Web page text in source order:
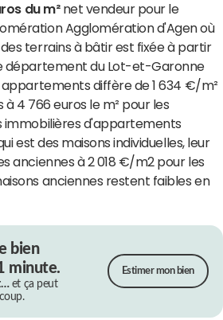
du m²net vendeur pour le
Agglomération d'Agen où
terrains à bâtir est fixée à partir
département du Lot-et-Garonne
diffère de 1 634 €/m²
4 766 euros le m² pour les
immobilières d'appartements
est des maisons individuelles, leur
anciennes à 2 018 €/m2 pour les
anciennes restent faibles en
bien
minute.
et ça peut
Estimer mon bien